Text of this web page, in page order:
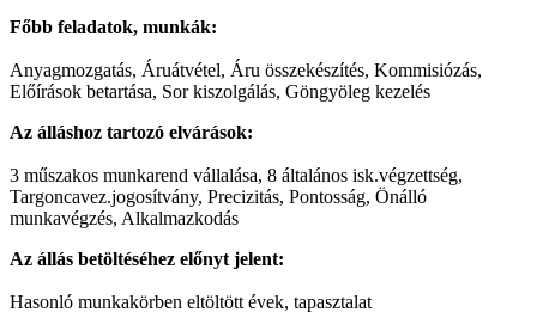
Főbb feladatok, munkák:
Anyagmozgatás, Áruátvétel, Áru összekészítés, Kommisiózás,
Előírások betartása, Sor kiszolgálás, Göngyöleg kezelés
Az álláshoz tartozó elvárások:
3 műszakos munkarend vállalása, 8 általános isk.végzettség,
Targoncavez.jogosítvány, Precizitás, Pontosság, Önálló
munkavégzés, Alkalmazkodás
Az állás betöltéséhez előnyt jelent:
Hasonló munkakörben eltöltött évek, tapasztalat